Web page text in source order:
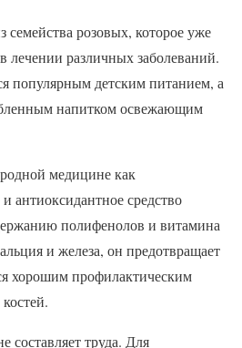
розовых, которое уже
лечении различных заболеваний.
популярным детским питанием, а
напитком освежающим
медицине как
антиоксидантное средство
полифенолов и витамина
и железа, он предотвращает
хорошим профилактическим
составляет труда. Для